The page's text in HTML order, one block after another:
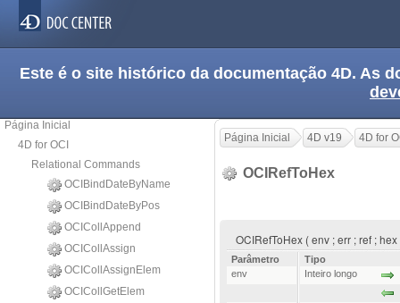
Este é o site histórico da documentação 4D. As
Página Inicial
4D for OCI
Relational Commands
OCIBindDateByName
OCIBindDateByPos
OCICollAppend
OCICollAssign
OCICollAssignElem
OCICollGetElem
Página Inicial 4D v19 4D for
OCIRefToHex
OCIRefToHex ( env ; err ; ref ;
Parâmetro
Tipo
env
Inteiro longo